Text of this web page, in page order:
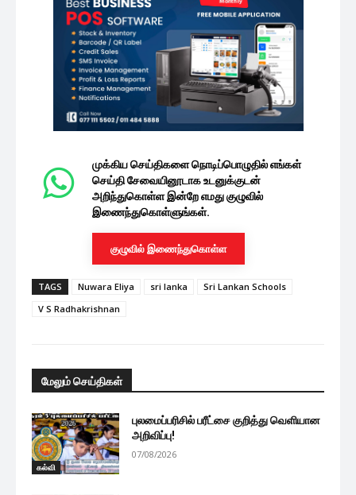
முக்கிய செய்திகளை நொடிப்பொழுதில் எங்கள்
செய்தி சேவையினூடாக உடனுக்குடன்
அறிந்துகொள்ள இன்றே எமது குழுவில்
இணைந்துகொள்ளுங்கள்.
குழுவில் இணைந்துகொள்ள
TAGS Nuwara Eliya sri lanka
Sri Lankan Schools
V S Radhakrishnan
மேலும் செய்திகள்
கல்வி
புலமைப்பரிசில் பரீட்சை குறித்து வெளியான
அறிவிப்பு!
07/08/2026